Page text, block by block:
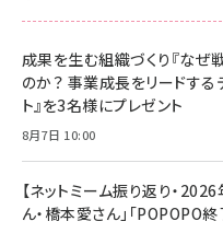
成果を生む組織づくり『な
のか？ 事業成長をリードする
ト』を3名様にプレゼント
8月7日 10:00
【ネットミーム振り返り・
ん・橋本愛さん」「POPOPO終